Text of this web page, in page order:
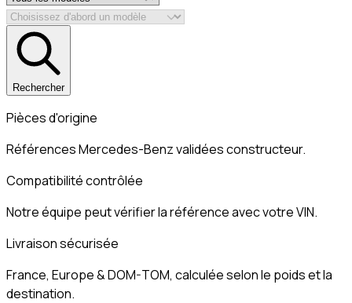
Rechercher
Pièces d'origine
Références Mercedes-Benz validées constructeur.
Compatibilité contrôlée
Notre équipe peut vérifier la référence avec votre VIN.
Livraison sécurisée
France, Europe & DOM-TOM, calculée selon le poids et la
destination.